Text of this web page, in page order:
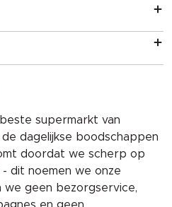
supermarkt van
dagelijkse boodschappen
doordat we scherp op
dit noemen we onze
we geen bezorgservice,